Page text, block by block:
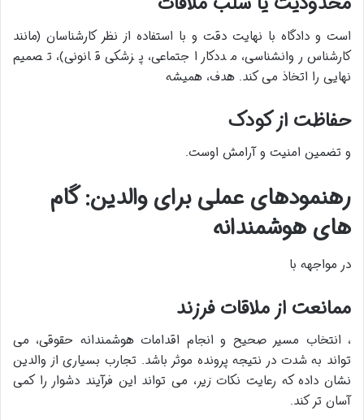
است و دادگاه با نهایت دقت و با استفاده از نظر کارشناسان (مانند
کارشناس روانشناسی، مددکار اجتماعی، پزشکی قانونی)، تصمیم
نهایی را اتخاذ می کند. هدف، همیشه
حفاظت از کودک
و تضمین امنیت و آرامش اوست.
رهنمودهای عملی برای والدین: گام
های هوشمندانه
در مواجهه با
ممانعت از ملاقات فرزند
، انتخاب مسیر صحیح و انجام اقدامات هوشمندانه حقوقی، می
تواند به شدت در نتیجه پرونده موثر باشد. تجارب بسیاری از والدین
نشان داده که رعایت نکات زیر، می تواند این فرآیند دشوار را کمی
آسان تر کند.